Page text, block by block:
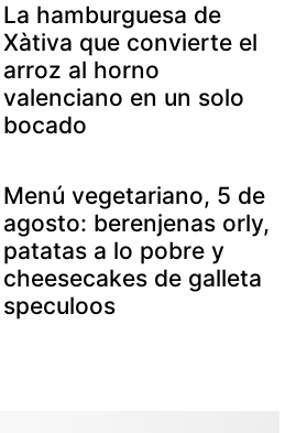
La hamburguesa de
Xàtiva que convierte el
arroz al horno
valenciano en un solo
bocado
Menú vegetariano, 5 de
agosto: berenjenas orly,
patatas a lo pobre y
cheesecakes de galleta
speculoos